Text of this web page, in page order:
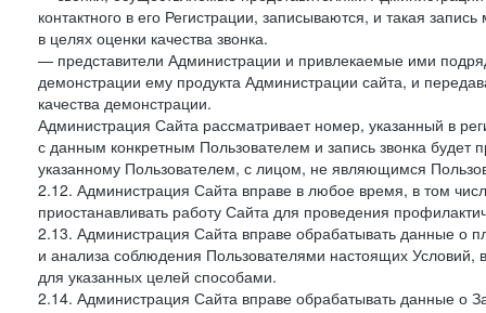
контактного в его Регистрации, записываются, и такая
в целях оценки качества звонка.
— представители Администрации и привлекаемые ими
демонстрации ему продукта Администрации сайта, и
качества демонстрации.
Администрация Сайта рассматривает номер, указанный в
с данным конкретным Пользователем и запись звонка будет
указанному Пользователем, с лицом, не являющимся
2.12. Администрация Сайта вправе в любое время, в том
приостанавливать работу Сайта для проведения
2.13. Администрация Сайта вправе обрабатывать данные о
и анализа соблюдения Пользователями настоящих
для указанных целей способами.
2.14. Администрация Сайта вправе обрабатывать данные о